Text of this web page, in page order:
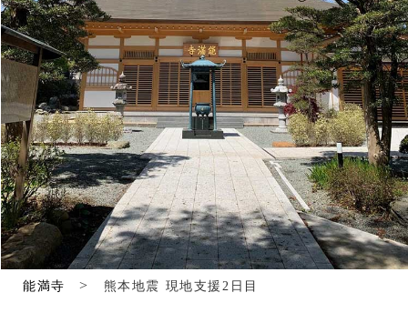
能満寺 > 熊本地震 現地支援2日目